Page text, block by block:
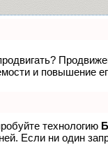
и повышение
технологию
Если ни один